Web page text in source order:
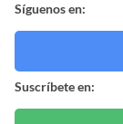
Síguenos en:
Suscríbete en: